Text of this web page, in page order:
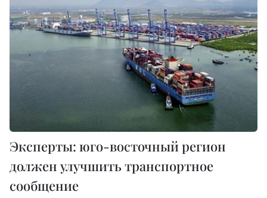
Эксперты: юго-восточный регион
должен улучшить транспортное
сообщение